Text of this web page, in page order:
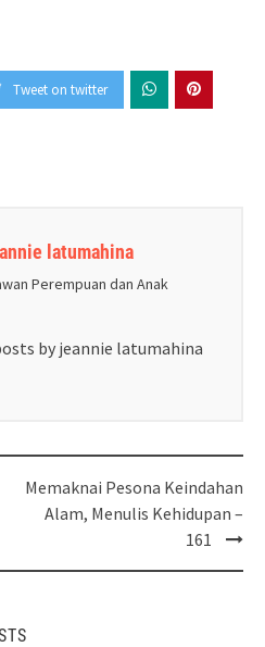
Tweet on twitter
latumahina
Perempuan dan Anak
by jeannie latumahina
Memaknai Pesona Keindahan
Alam, Menulis Kehidupan –
161